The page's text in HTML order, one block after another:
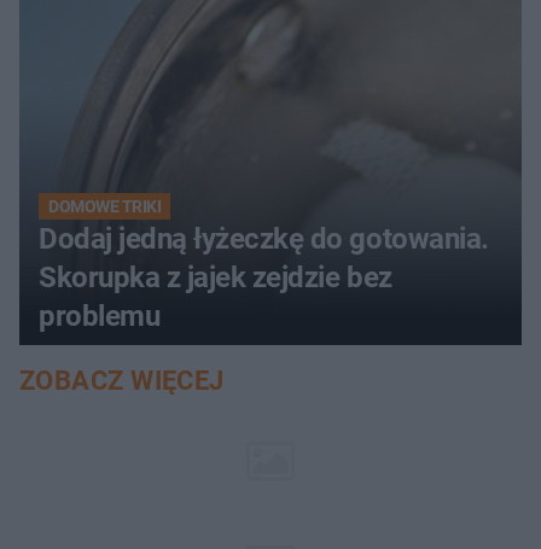
DOMOWE TRIKI
Dodaj jedną łyżeczkę do gotowania.
Skorupka z jajek zejdzie bez
problemu
ZOBACZ WIĘCEJ